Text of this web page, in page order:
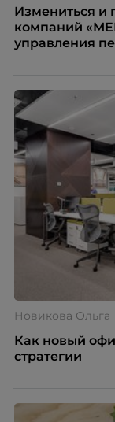
Измениться и
компаний
управления
Новикова Ольга
Как новый
стратегии